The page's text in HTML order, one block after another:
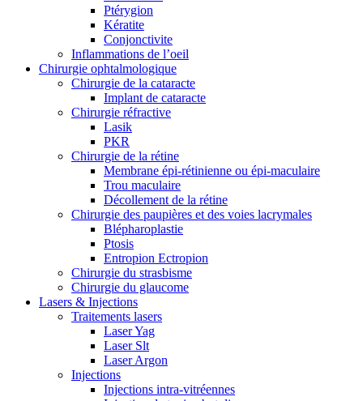
Ptérygion
Kératite
Conjonctivite
Inflammations de l’oeil
Chirurgie ophtalmologique
Chirurgie de la cataracte
Implant de cataracte
Chirurgie réfractive
Lasik
PKR
Chirurgie de la rétine
Membrane épi-rétinienne ou épi-maculaire
Trou maculaire
Décollement de la rétine
Chirurgie des paupières et des voies lacrymales
Blépharoplastie
Ptosis
Entropion Ectropion
Chirurgie du strasbisme
Chirurgie du glaucome
Lasers & Injections
Traitements lasers
Laser Yag
Laser Slt
Laser Argon
Injections
Injections intra-vitréennes